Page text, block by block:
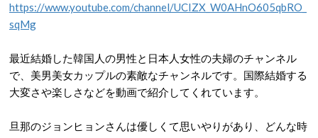
https://www.youtube.com/channel/UCIZX_W0AHnO605qbRO_
sqMg
最近結婚した韓国人の男性と日本人女性の夫婦のチャンネル
で、美男美女カップルの素敵なチャンネルです。国際結婚する
大変さや楽しさなどを動画で紹介してくれています。
旦那のジョンヒョンさんは優しくて思いやりがあり、どんな時